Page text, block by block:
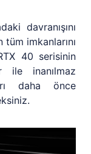
davranışını
imkanlarını
40 serisinin
inanılmaz
daha önce